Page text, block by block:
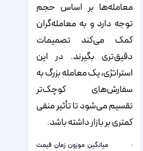
معامله‌ها بر اساس حجم
توجه دارد و به معامله‌گران
کمک می‌کند تصمیمات
دقیق‌تری بگیرند. در این
استراتژی، یک معامله بزرگ به
سفارش‌های کوچک‌تر
تقسیم می‌شود تا تأثیر منفی
کمتری بر بازار داشته باشد.
· میانگین موزون زمان قیمت